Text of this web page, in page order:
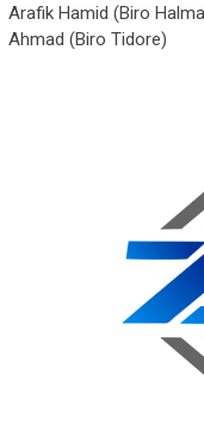
Arafik Hamid (Biro
Ahmad (Biro Tidore)